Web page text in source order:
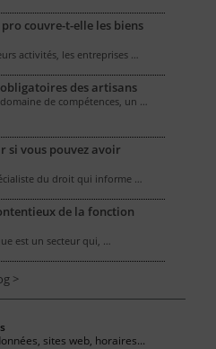
pro couvre-t-elle les biens
activités, les entreprises …
obligatoires des artisans
de compétences, un …
si vous pouvez avoir
du droit qui informe …
de la fonction
est un secteur qui, …
>
sites web, horaires...